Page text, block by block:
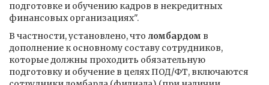
подготовке и обучению кадров в некредитных
финансовых организациях".
В частности, установлено, что ломбардом в
дополнение к основному составу сотрудников,
которые должны проходить обязательную
подготовку и обучение в целях ПОД/ФТ, включаются